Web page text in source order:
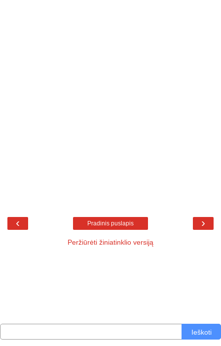
‹ ›
Pradinis puslapis
Peržiūrėti žiniatinklio versiją
Ieškoti